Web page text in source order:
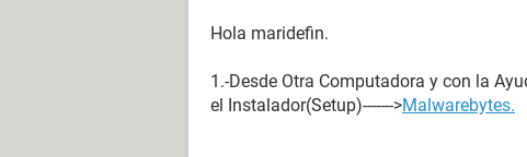
Hola maridefin.
1.-Desde Otra Computadora y con la
el Instalador(Setup)------->Malwarebytes.